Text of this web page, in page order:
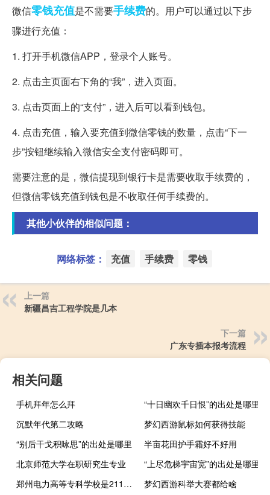
微信零钱充值是不需要手续费的。用户可以通过以下步
骤进行充值：
1. 打开手机微信APP，登录个人账号。
2. 点击主页面右下角的“我”，进入页面。
3. 点击页面上的“支付”，进入后可以看到钱包。
4. 点击充值，输入要充值到微信零钱的数量，点击“下一
步”按钮继续输入微信安全支付密码即可。
需要注意的是，微信提现到银行卡是需要收取手续费的，
但微信零钱充值到钱包是不收取任何手续费的。
其他小伙伴的相似问题：
网络标签： 充值 手续费 零钱
上一篇
新疆昌吉工程学院是几本
下一篇
广东专插本报考流程
相关问题
手机拜年怎么拜
“十日幽欢千日恨”的出处是哪里
沉默年代第二攻略
梦幻西游鼠标如何获得技能
“别后干戈积咏思”的出处是哪里
半亩花田护手霜好不好用
北京师范大学在职研究生专业
“上尽危梯宇宙宽”的出处是哪里
郑州电力高等专科学校是211大学吗
梦幻西游科举大赛都给啥